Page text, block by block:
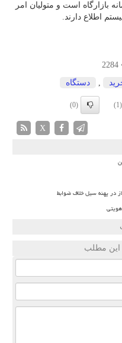
بازارگاه است و متولیان امر
اطلاع دارند.
2284
دستگاه
(1)
(0)
X
در پهنه سیل خلاف ضوابط
این مطلب